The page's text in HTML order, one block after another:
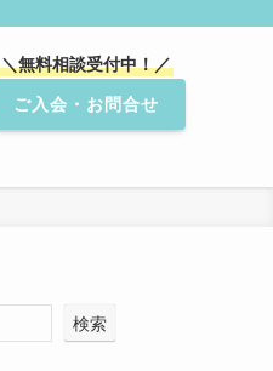
＼無料相談受付中！／
ご入会・お問合せ
検索